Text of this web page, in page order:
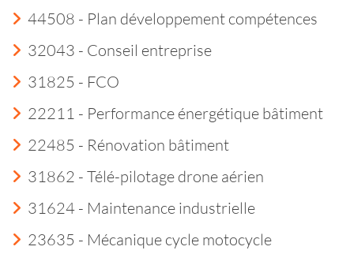
44508 - Plan développement compétences
32043 - Conseil entreprise
31825 - FCO
22211 - Performance énergétique bâtiment
22485 - Rénovation bâtiment
31862 - Télé-pilotage drone aérien
31624 - Maintenance industrielle
23635 - Mécanique cycle motocycle